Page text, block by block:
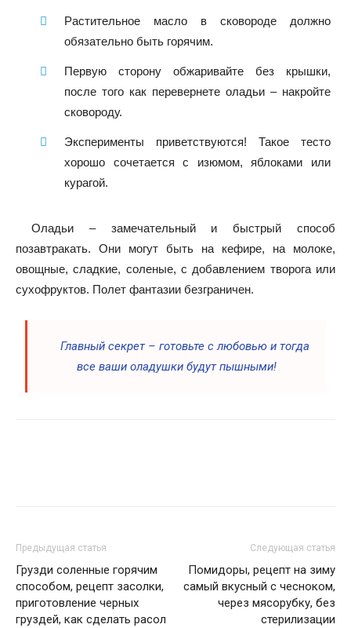
Растительное масло в сковороде должно
обязательно быть горячим.
Первую сторону обжаривайте без крышки,
после того как перевернете оладьи – накройте
сковороду.
Эксперименты приветствуются! Такое тесто
хорошо сочетается с изюмом, яблоками или
курагой.
Оладьи – замечательный и быстрый способ
позавтракать. Они могут быть на кефире, на молоке,
овощные, сладкие, соленые, с добавлением творога или
сухофруктов. Полет фантазии безграничен.
Главный секрет – готовьте с любовью и тогда
все ваши оладушки будут пышными!
Предыдущая статья
Грузди соленные горячим
способом, рецепт засолки,
приготовление черных
груздей, как сделать расол
Следующая статья
Помидоры, рецепт на зиму
самый вкусный с чесноком,
через мясорубку, без
стерилизации